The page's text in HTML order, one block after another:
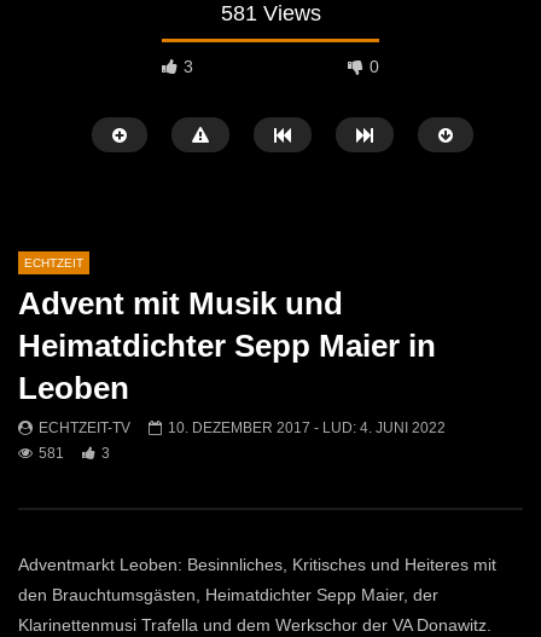
581 Views
3 0
„Spirituelle Reise“ Vocalensemble
Mittendrin
ECHTZEIT-TV
18. NOVEMBER 2024
811
1
ECHTZEIT-TV
ECHTZEIT
Advent mit Musik und
Heimatdichter Sepp Maier in
Leoben
ECHTZEIT-TV 10. DEZEMBER 2017 - LUD: 4. JUNI 2022
581
3
Adventmarkt Leoben: Besinnliches, Kritisches und Heiteres mit
den Brauchtumsgästen, Heimatdichter Sepp Maier, der
Klarinettenmusi Trafella und dem Werkschor der VA Donawitz.